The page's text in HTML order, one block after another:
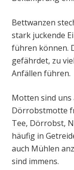
Bettwanzen
stark juckende
führen können.
gefährdet, zu
Anfällen führen.
Motten sind uns
Dörrobstmotte
Tee, Dörrobst,
häufig in
auch Mühlen
sind immens.